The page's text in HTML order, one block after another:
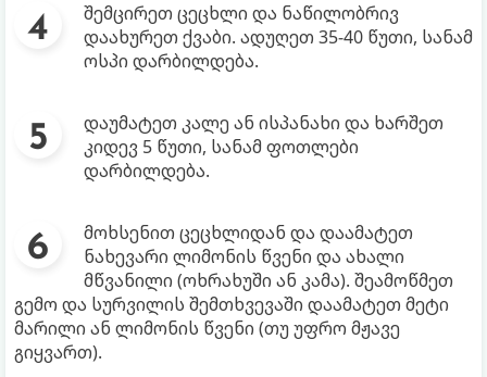
შემცირეთ ცეცხლი და ნაწილობრივ
დაახურეთ ქვაბი. ადუღეთ 35-40 წუთი, სანამ
ოსპი დარბილდება.
დაუმატეთ კალე ან ისპანახი და ხარშეთ
კიდევ 5 წუთი, სანამ ფოთლები
დარბილდება.
მოხსენით ცეცხლიდან და დაამატეთ
ნახევარი ლიმონის წვენი და ახალი
მწვანილი (ოხრახუში ან კამა). შეამოწმეთ
გემო და სურვილის შემთხვევაში დაამატეთ მეტი
მარილი ან ლიმონის წვენი (თუ უფრო მჟავე
გიყვართ).